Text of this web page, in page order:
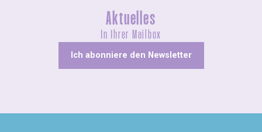
Aktuelles
In Ihrer Mailbox
Ich abonniere den Newsletter